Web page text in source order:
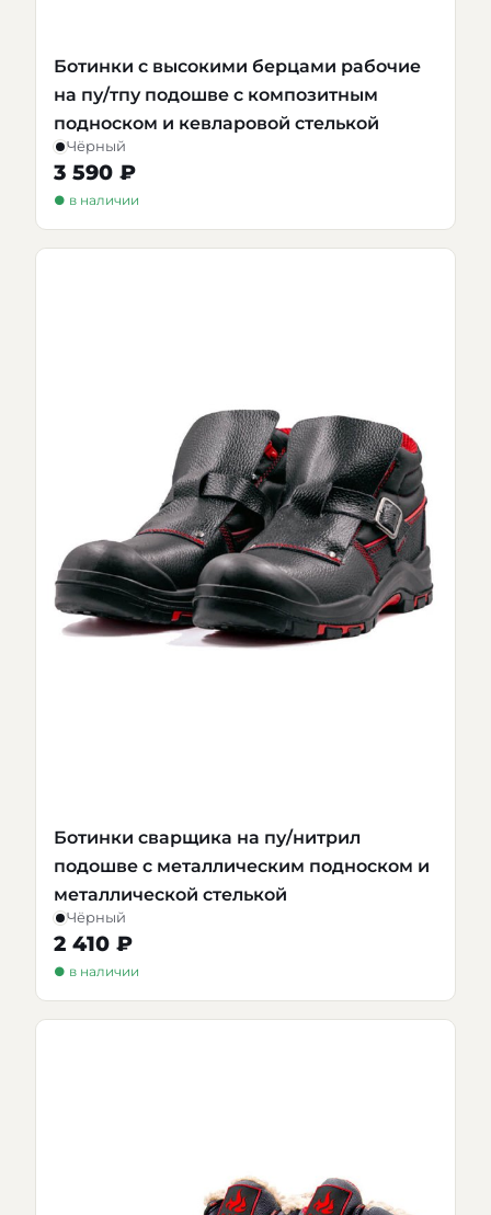
Ботинки с высокими берцами рабочие
на пу/тпу подошве с композитным
подноском и кевларовой стелькой
Чёрный
3 590 ₽
● в наличии
Ботинки сварщика на пу/нитрил
подошве с металлическим подноском и
металлической стелькой
Чёрный
2 410 ₽
● в наличии